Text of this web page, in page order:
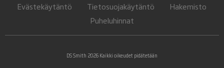
Evästekäytäntö
Tietosuojakäytäntö
Hakemisto
Puheluhinnat
DS Smith 2026 Kaikki oikeudet pidätetään